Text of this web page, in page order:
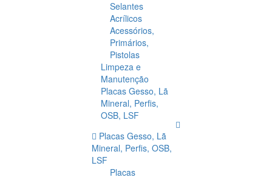
Selantes
Acrílicos
Acessórios,
Primários,
Pistolas
Limpeza e
Manutenção
Placas Gesso, Lã
Mineral, Perfis,
OSB, LSF
Placas Gesso, Lã
Mineral, Perfis, OSB,
LSF
Placas